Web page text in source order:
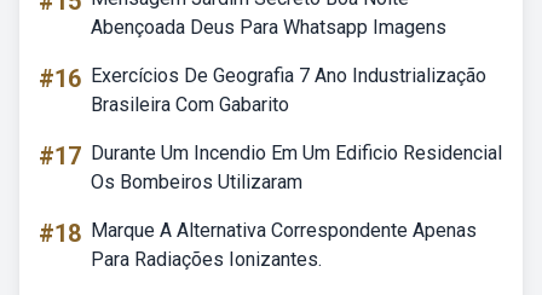
Abençoada Deus Para Whatsapp Imagens
#16 Exercícios De Geografia 7 Ano Industrialização
Brasileira Com Gabarito
#17 Durante Um Incendio Em Um Edificio Residencial
Os Bombeiros Utilizaram
#18 Marque A Alternativa Correspondente Apenas
Para Radiações Ionizantes.